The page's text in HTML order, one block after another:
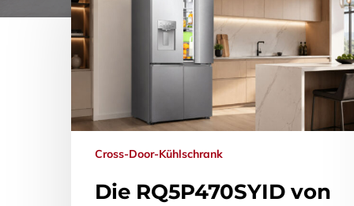
Cross-Door-Kühlschrank
Die RQ5P470SYID von